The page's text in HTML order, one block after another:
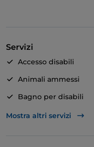
Servizi
Accesso disabili
Animali ammessi
Bagno per disabili
Si parla inglese
Mostra altri servizi